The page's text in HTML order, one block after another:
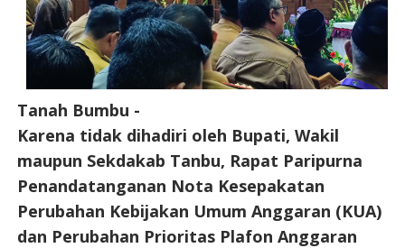
Tanah Bumbu -
Karena tidak dihadiri oleh Bupati, Wakil
maupun Sekdakab Tanbu, Rapat Paripurna
Penandatanganan Nota Kesepakatan
Perubahan Kebijakan Umum Anggaran (KUA)
dan Perubahan Prioritas Plafon Anggaran